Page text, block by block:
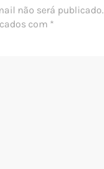
não será publicado.
com *